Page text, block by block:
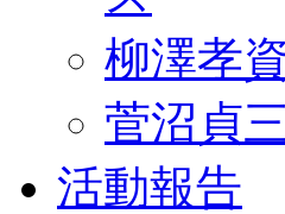
柳澤孝
菅沼貞
活動報告